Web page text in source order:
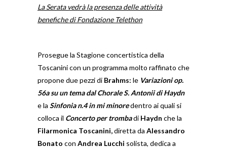
La Serata vedrà la presenza delle attività
benefiche di Fondazione Telethon
Prosegue la Stagione concertistica della
Toscanini con un programma molto raffinato che
propone due pezzi di Brahms: le Variazioni op.
56a su un tema dal Chorale S. Antonii di Haydn
e la Sinfonia n.4 in mi minoredentro ai quali si
colloca il Concerto per trombadi Haydn che la
Filarmonica Toscanini,diretta da Alessandro
Bonato con Andrea Lucchi solista, dedica a